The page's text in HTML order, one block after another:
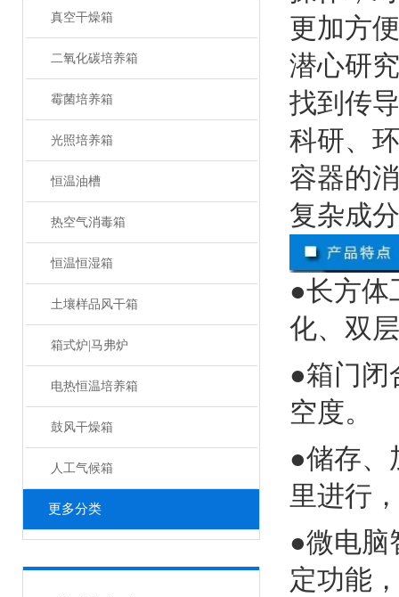
真空干燥箱
二氧化碳培养箱
霉菌培养箱
光照培养箱
恒温油槽
热空气消毒箱
恒温恒湿箱
土壤样品风干箱
箱式炉|马弗炉
电热恒温培养箱
鼓风干燥箱
人工气候箱
更多分类
更加方
潜心研
找到传
科研、
容器的
复杂成
●长方体
化、双
●箱门闭
空度。
●储存、
里进行
●微电脑
定功能